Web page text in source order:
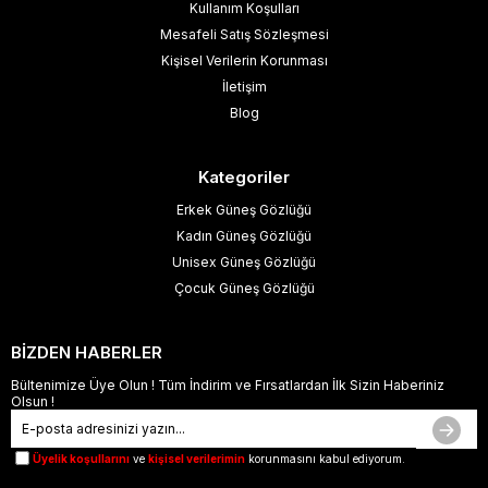
Kullanım Koşulları
Mesafeli Satış Sözleşmesi
Kişisel Verilerin Korunması
İletişim
Blog
Kategoriler
Erkek Güneş Gözlüğü
Kadın Güneş Gözlüğü
Unisex Güneş Gözlüğü
Çocuk Güneş Gözlüğü
BİZDEN HABERLER
Bültenimize Üye Olun ! Tüm İndirim ve Fırsatlardan İlk Sizin Haberiniz
Olsun !
Üyelik koşullarını ve kişisel verilerimin korunmasını kabul ediyorum.